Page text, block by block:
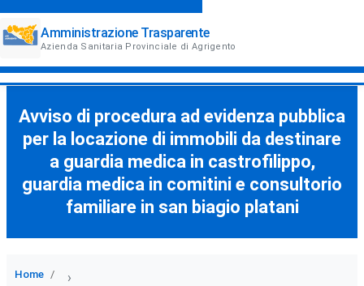
Amministrazione Trasparente
Azienda Sanitaria Provinciale di Agrigento
Avviso di procedura ad evidenza pubblica
per la locazione di immobili da destinare
a guardia medica in castrofilippo,
guardia medica in comitini e consultorio
familiare in san biagio platani
Home ›